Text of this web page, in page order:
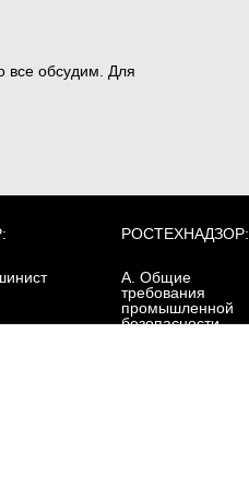
все обсудим. Для
РОСТЕХНАДЗОР:
А. Общие
требования
промышленной
безопасности